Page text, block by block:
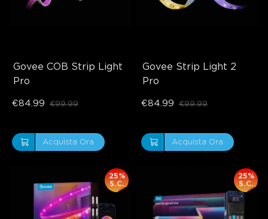
Govee COB Strip Light
Pro
€84.99 €99.99
Acquista Ora
Govee Strip Light 2
Pro
€84.99 €99.99
Acquista Ora
25%
S.C.
25%
S.C.